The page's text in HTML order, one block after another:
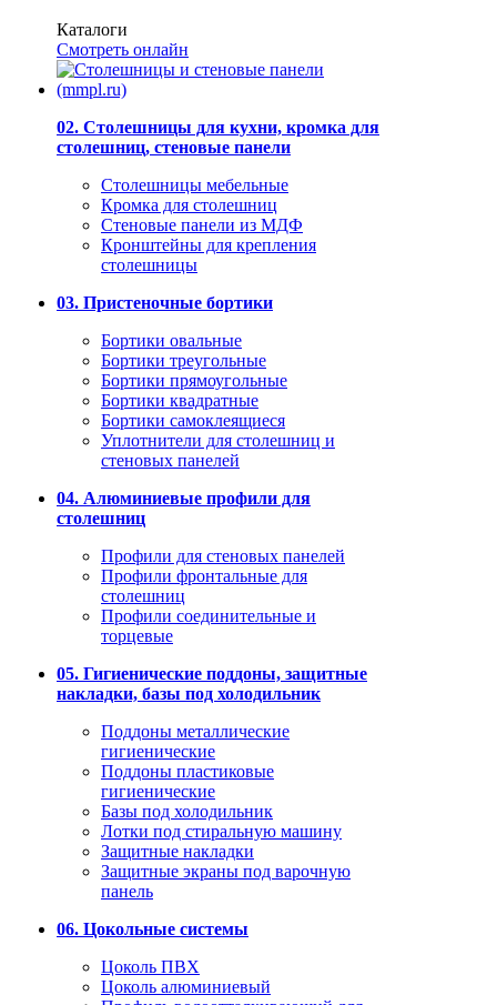
Каталоги
Смотреть онлайн
02. Столешницы для кухни, кромка для
столешниц, стеновые панели
Столешницы мебельные
Кромка для столешниц
Стеновые панели из МДФ
Кронштейны для крепления
столешницы
03. Пристеночные бортики
Бортики овальные
Бортики треугольные
Бортики прямоугольные
Бортики квадратные
Бортики самоклеящиеся
Уплотнители для столешниц и
стеновых панелей
04. Алюминиевые профили для
столешниц
Профили для стеновых панелей
Профили фронтальные для
столешниц
Профили соединительные и
торцевые
05. Гигиенические поддоны, защитные
накладки, базы под холодильник
Поддоны металлические
гигиенические
Поддоны пластиковые
гигиенические
Базы под холодильник
Лотки под стиральную машину
Защитные накладки
Защитные экраны под варочную
панель
06. Цокольные системы
Цоколь ПВХ
Цоколь алюминиевый